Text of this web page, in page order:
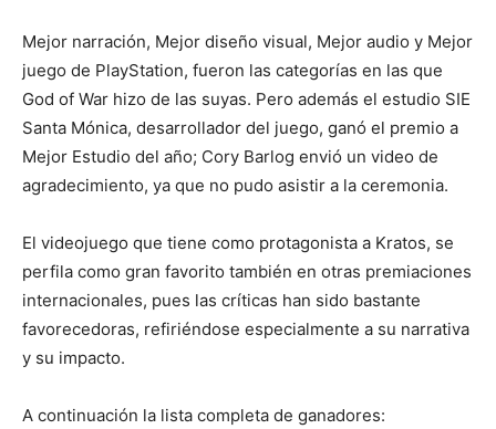
Mejor narración, Mejor diseño visual, Mejor audio y Mejor
juego de PlayStation, fueron las categorías en las que
God of War hizo de las suyas. Pero además el estudio SIE
Santa Mónica, desarrollador del juego, ganó el premio a
Mejor Estudio del año; Cory Barlog envió un video de
agradecimiento, ya que no pudo asistir a la ceremonia.
El videojuego que tiene como protagonista a Kratos, se
perfila como gran favorito también en otras premiaciones
internacionales, pues las críticas han sido bastante
favorecedoras, refiriéndose especialmente a su narrativa
y su impacto.
A continuación la lista completa de ganadores: